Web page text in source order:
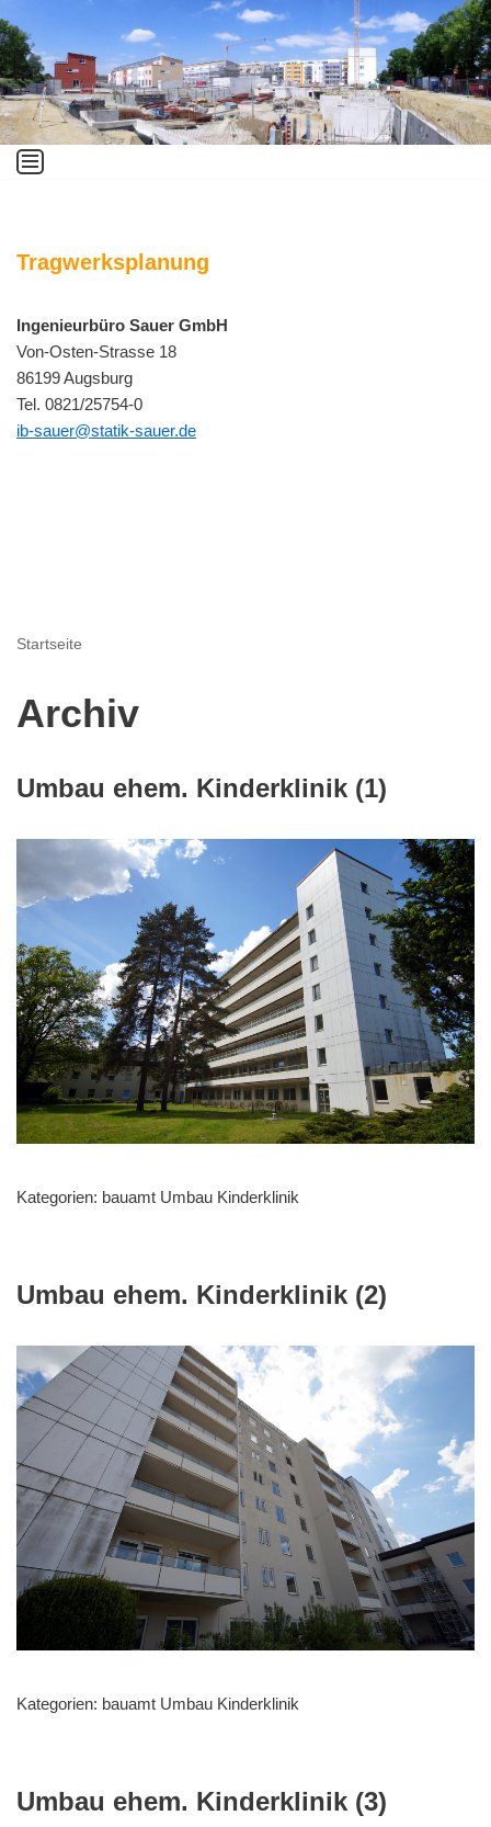
Zum
Inhalt
springen
Tragwerksplanung
Ingenieurbüro Sauer GmbH
Von-Osten-Strasse 18
86199 Augsburg
Tel. 0821/25754-0
ib-sauer@statik-sauer.de
Startseite
Archiv
Umbau ehem. Kinderklinik (1)
Kategorien: bauamt Umbau Kinderklinik
Umbau ehem. Kinderklinik (2)
Kategorien: bauamt Umbau Kinderklinik
Umbau ehem. Kinderklinik (3)